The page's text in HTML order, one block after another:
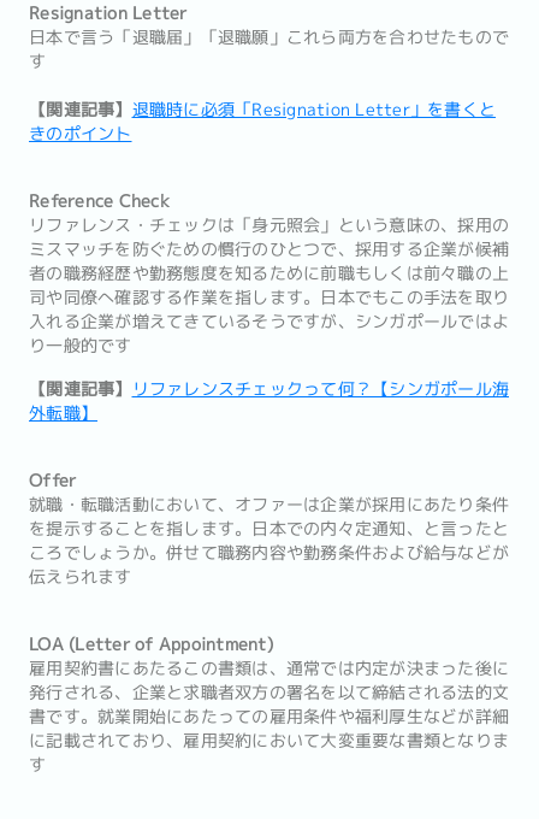
Resignation Letter
日本で言う「退職届」「退職願」これら両方を合わせたもので
す
【関連記事】 退職時に必須「Resignation Letter」を書くと
きのポイント
Reference Check
リファレンス・チェックは「身元照会」という意味の、採用の
ミスマッチを防ぐための慣行のひとつで、採用する企業が候補
者の職務経歴や勤務態度を知るために前職もしくは前々職の上
司や同僚へ確認する作業を指します。日本でもこの手法を取り
入れる企業が増えてきているそうですが、シンガポールではよ
り一般的です
【関連記事】
リファレンスチェックって何？【シンガポール海
外転職】
Offer
就職・転職活動において、オファーは企業が採用にあたり条件
を提示することを指します。日本での内々定通知、と言ったと
ころでしょうか。併せて職務内容や勤務条件および給与などが
伝えられます
LOA (Letter of Appointment)
雇用契約書にあたるこの書類は、通常では内定が決まった後に
発行される、企業と求職者双方の署名を以て締結される法的文
書です。就業開始にあたっての雇用条件や福利厚生などが詳細
に記載されており、雇用契約において大変重要な書類となりま
す